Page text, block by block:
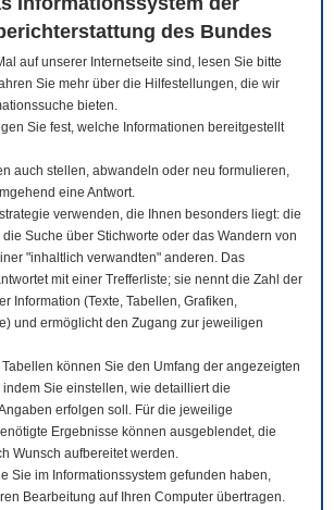
des Bundes
auf unserer Internetseite sind, lesen Sie bitte
Sie mehr über die Hilfestellungen, die wir
bieten.
Sie fest, welche Informationen bereitgestellt
auch stellen, abwandeln oder neu formulieren,
eine Antwort.
verwenden, die Ihnen besonders liegt: die
Suche über Stichworte oder das Wandern von
"inhaltlich verwandten" anderen. Das
mit einer Trefferliste; sie nennt die Zahl der
Information (Texte, Tabellen, Grafiken,
und ermöglicht den Zugang zur jeweiligen
können Sie den Umfang der angezeigten
Sie einstellen, wie detailliert die
erfolgen soll. Für die jeweilige
Ergebnisse können ausgeblendet, die
Wunsch aufbereitet werden.
Sie im Informationssystem gefunden haben,
Bearbeitung auf Ihren Computer übertragen.